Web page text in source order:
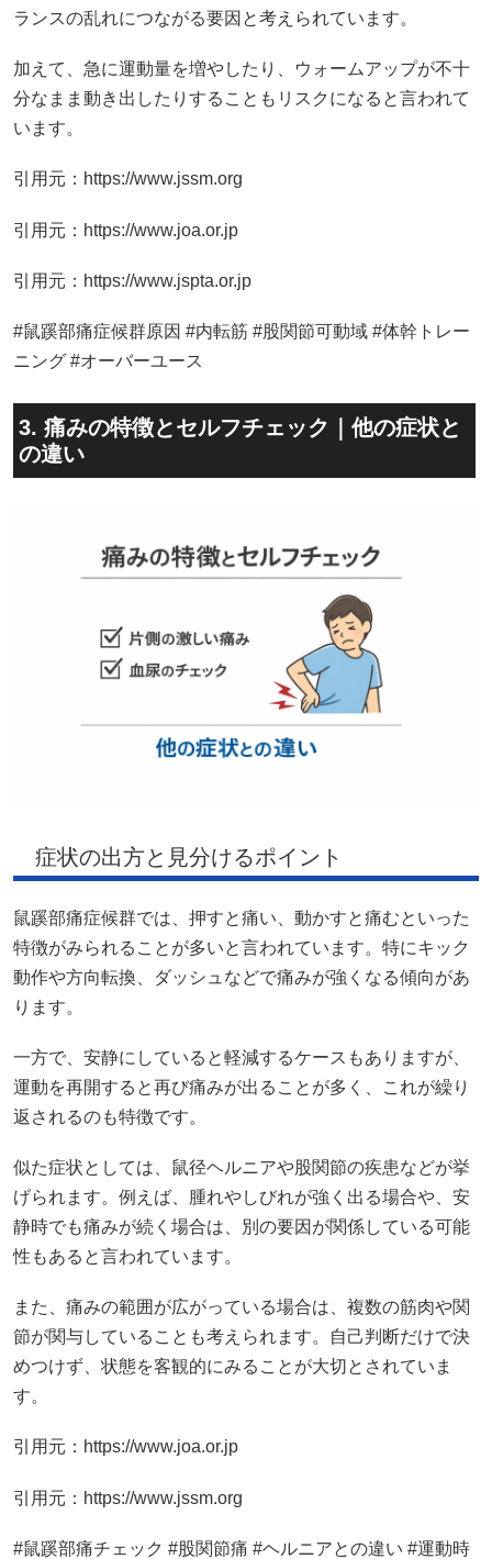
ランスの乱れにつながる要因と考えられています。
加えて、急に運動量を増やしたり、ウォームアップが不十
分なまま動き出したりすることもリスクになると言われて
います。
引用元：https://www.jssm.org
引用元：https://www.joa.or.jp
引用元：https://www.jspta.or.jp
#鼠蹊部痛症候群原因 #内転筋 #股関節可動域 #体幹トレー
ニング #オーバーユース
3. 痛みの特徴とセルフチェック｜他の症状と
の違い
症状の出方と見分けるポイント
鼠蹊部痛症候群では、押すと痛い、動かすと痛むといった
特徴がみられることが多いと言われています。特にキック
動作や方向転換、ダッシュなどで痛みが強くなる傾向があ
ります。
一方で、安静にしていると軽減するケースもありますが、
運動を再開すると再び痛みが出ることが多く、これが繰り
返されるのも特徴です。
似た症状としては、鼠径ヘルニアや股関節の疾患などが挙
げられます。例えば、腫れやしびれが強く出る場合や、安
静時でも痛みが続く場合は、別の要因が関係している可能
性もあると言われています。
また、痛みの範囲が広がっている場合は、複数の筋肉や関
節が関与していることも考えられます。自己判断だけで決
めつけず、状態を客観的にみることが大切とされていま
す。
引用元：https://www.joa.or.jp
引用元：https://www.jssm.org
#鼠蹊部痛チェック #股関節痛 #ヘルニアとの違い #運動時